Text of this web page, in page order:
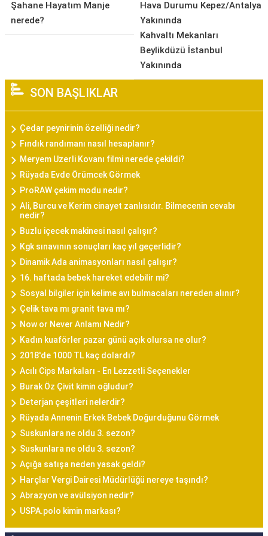
Şahane Hayatım Manje
nerede?
Hava Durumu Kepez/Antalya
Yakınında
Kahvaltı Mekanları
Beylikdüzü İstanbul
Yakınında
SON BAŞLIKLAR
Çedar peynirinin özelliği nedir?
Fındık randımanı nasıl hesaplanır?
Meryem Uzerli Kovanı filmi nerede çekildi?
Rüyada Evde Örümcek Görmek
ProRAW çekim modu nedir?
Ali, Burcu ve Kerim cinayet zanlısıdır. Bilmecenin cevabı
nedir?
Buzlu içecek makinesi nasıl çalışır?
Kgk sınavının sonuçları kaç yıl geçerlidir?
Dinamik Ada animasyonları nasıl çalışır?
16. haftada bebek hareket edebilir mi?
Sosyal bilgiler için kelime avı bulmacaları nereden alınır?
Çelik tava mı granit tava mı?
Now or Never Anlamı Nedir?
Kadın kuaförler pazar günü açık olursa ne olur?
2018'de 1000 TL kaç dolardı?
Acılı Cips Markaları - En Lezzetli Seçenekler
Burak Öz Çivit kimin oğludur?
Deterjan çeşitleri nelerdir?
Rüyada Annenin Erkek Bebek Doğurduğunu Görmek
Suskunlara ne oldu 3. sezon?
Suskunlara ne oldu 3. sezon?
Açığa satışa neden yasak geldi?
Harçlar Vergi Dairesi Müdürlüğü nereye taşındı?
Abrazyon ve avülsiyon nedir?
USPA.polo kimin markası?